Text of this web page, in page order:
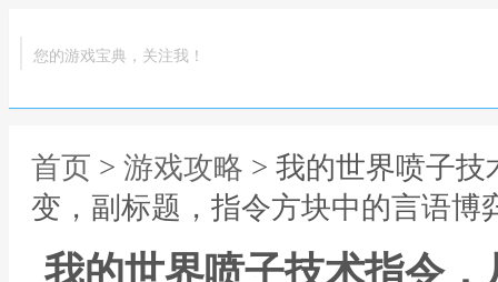
您的游戏宝典，关注我！
首页 > 游戏攻略 > 我的世界喷子
变，副标题，指令方块中的言语博
我的世界喷子技术指令